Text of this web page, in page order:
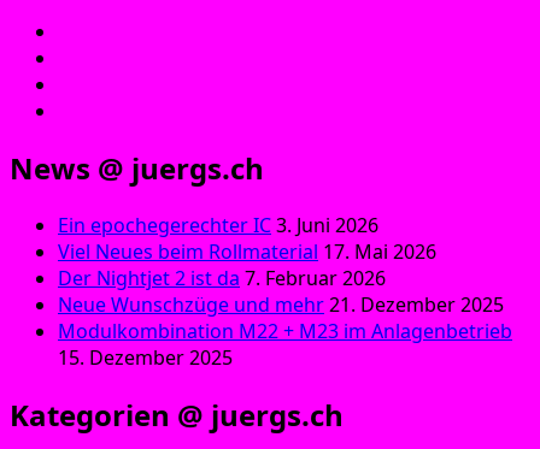
News @ juergs.ch
Ein epochegerechter IC3. Juni 2026
Viel Neues beim Rollmaterial 17. Mai 2026
Der Nightjet 2 ist da 7. Februar 2026
Neue Wunschzüge und mehr21. Dezember 2025
Modulkombination M22 + M23 im Anlagenbetrieb
15. Dezember 2025
Kategorien @ juergs.ch